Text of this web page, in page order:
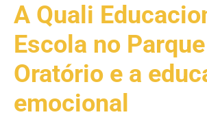
A Quali
Escola no
Oratório e a
emocional